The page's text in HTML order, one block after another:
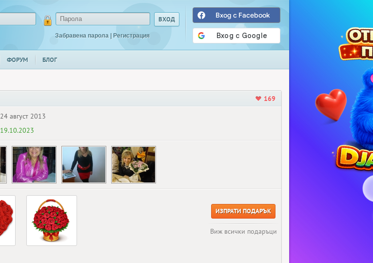
Забравена парола | Регистрация
Вход с Facebook
ФОРУМ БЛОГ
169
24 август 2013
19.10.2023
ИЗПРАТИ ПОДАРЪК
Виж всички подаръци